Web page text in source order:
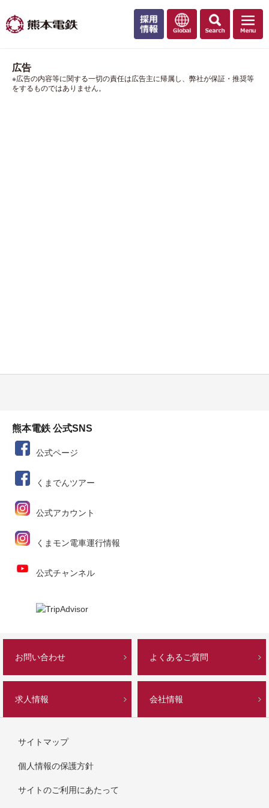
広告
※広告の内容等に関する一切の責任は広告主に帰属し、弊社が保証・推奨等
をするものではありません。
熊本電鉄 公式SNS
公式ページ
くまでんツアー
公式アカウント
くまモン電車運行情報
公式チャンネル
お問い合わせ よくあるご質問
求人情報 会社情報
サイトマップ
個人情報の保護方針
サイトのご利用にあたって